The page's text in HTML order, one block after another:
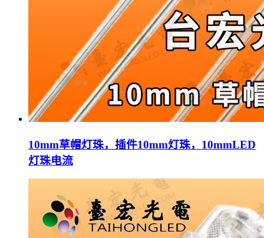
10mm草帽灯珠，插件10mm灯珠，10mmLED
灯珠电流